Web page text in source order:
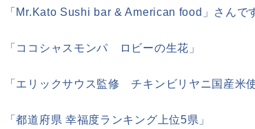
「Mr.Kato Sushi bar & American food」さんで
「ココシャスモンパ ロビーの生花」
「エリックサウス監修 チキンビリヤニ国産米使
「都道府県 幸福度ランキング上位5県」